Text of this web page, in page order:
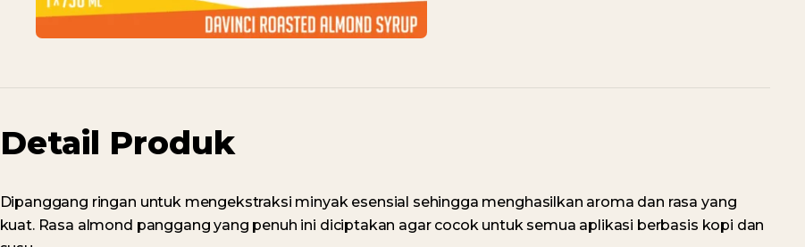
Detail Produk
Dipanggang ringan untuk mengekstraksi minyak esensial sehingga menghasilkan aroma dan rasa yang
kuat. Rasa almond panggang yang penuh ini diciptakan agar cocok untuk semua aplikasi berbasis kopi dan